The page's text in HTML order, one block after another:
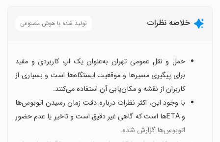
خلاصه نظرات تولید شده با هوش مصنوعی
حمل و نقل عمومی تهران به‌عنوان یک اپ کاربردی و مفید
برای پیگیری مسیرها و موقعیت ایستگاه‌ها است و بسیاری از
کاربران از نقشه و مکان‌یابی آن استفاده می‌کنند.
با وجود این، اکثر نظرات درباره دقت زمان رسیدن اتوبوس‌ها
و ETAها است که گاهی غیر دقیق است و تاخیر یا عدم حضور
اتوبوس‌ها گزارش شده.